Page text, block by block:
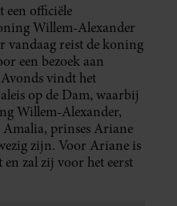
een officiële
Willem-Alexander
reist de koning
een bezoek aan
vindt het
op de Dam, waarbij
Willem-Alexander,
prinses Ariane
zijn. Voor Ariane is
en zal zij voor het eerst